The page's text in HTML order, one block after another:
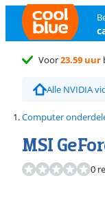
Voor23.59 uur
Alle NVIDIA
Computer
MSI
0
Bekijk alle